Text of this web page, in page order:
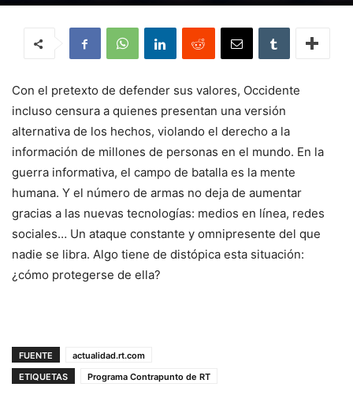
Con el pretexto de defender sus valores, Occidente
incluso censura a quienes presentan una versión
alternativa de los hechos, violando el derecho a la
información de millones de personas en el mundo. En la
guerra informativa, el campo de batalla es la mente
humana. Y el número de armas no deja de aumentar
gracias a las nuevas tecnologías: medios en línea, redes
sociales… Un ataque constante y omnipresente del que
nadie se libra. Algo tiene de distópica esta situación:
¿cómo protegerse de ella?
FUENTE
actualidad.rt.com
ETIQUETAS
Programa Contrapunto de RT